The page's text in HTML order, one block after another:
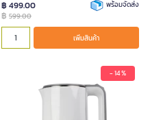
฿ 499.00
฿ 599.00
พร้อมจัดส่ง
เพิ่มสินค้า
- 14 %